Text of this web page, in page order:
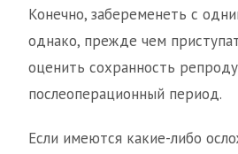
Конечно, забеременеть с
однако, прежде чем
оценить сохранность
послеоперационный период.
Если имеются какие-либо